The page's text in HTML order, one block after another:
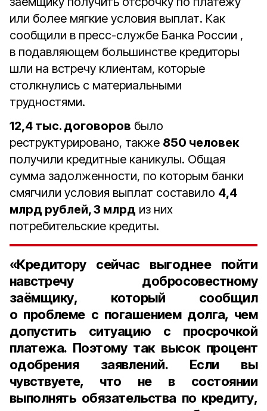
или более мягкие условия выплат. Как
сообщили в пресс-службе Банка России ,
в подавляющем большинстве кредиторы
шли на встречу клиентам, которые
столкнулись с материальными
трудностями.
12,4 тыс. договоров было
реструктурировано, также 850 человек
получили кредитные каникулы. Общая
сумма задолженности, по которым банки
смягчили условия выплат составило 4,4
млрд рублей, 3 млрд из них
потребительские кредиты.
«Кредитору сейчас выгоднее пойти
навстречу добросовестному
заёмщику, который сообщил
о проблеме с погашением долга, чем
допустить ситуацию с просрочкой
платежа. Поэтому так высок процент
одобрения заявлений. Если вы
чувствуете, что не в состоянии
выполнять обязательства по кредиту,